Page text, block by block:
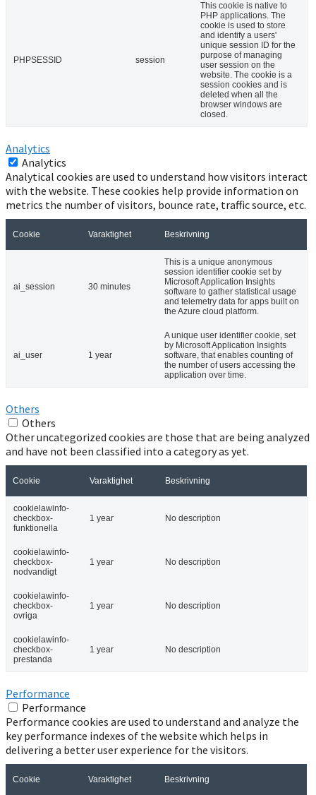
PHPSESSID session
This cookie is native to
PHP applications. The
cookie is used to store
and identify a users'
unique session ID for the
purpose of managing
user session on the
website. The cookie is a
session cookies and is
deleted when all the
browser windows are
closed.
Analytics
Analytics
Analytical cookies are used to understand how visitors interact
with the website. These cookies help provide information on
metrics the number of visitors, bounce rate, traffic source, etc.
Cookie Varaktighet Beskrivning
ai_session 30 minutes
This is a unique anonymous
session identifier cookie set by
Microsoft Application Insights
software to gather statistical usage
and telemetry data for apps built on
the Azure cloud platform.
ai_user 1 year
A unique user identifier cookie, set
by Microsoft Application Insights
software, that enables counting of
the number of users accessing the
application over time.
Others
Others
Other uncategorized cookies are those that are being analyzed
and have not been classified into a category as yet.
Cookie Varaktighet Beskrivning
cookielawinfo-
checkbox-
funktionella
1 year No description
cookielawinfo-
checkbox-
nodvandigt
1 year No description
cookielawinfo-
checkbox-
ovriga
1 year No description
cookielawinfo-
checkbox-
prestanda
1 year No description
Performance
Performance
Performance cookies are used to understand and analyze the
key performance indexes of the website which helps in
delivering a better user experience for the visitors.
Cookie Varaktighet Beskrivning